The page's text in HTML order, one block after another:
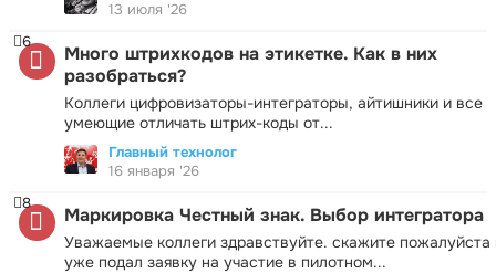
13 июля '26
Много штрихкодов на этикетке. Как в них
разобраться?
Коллеги цифровизаторы-интеграторы, айтишники и все
умеющие отличать штрих-коды от...
6
Главный технолог
16 января '26
Маркировка Честный знак. Выбор интегратора
Уважаемые коллеги здравствуйте. скажите пожалуйста
уже подал заявку на участие в пилотном...
8